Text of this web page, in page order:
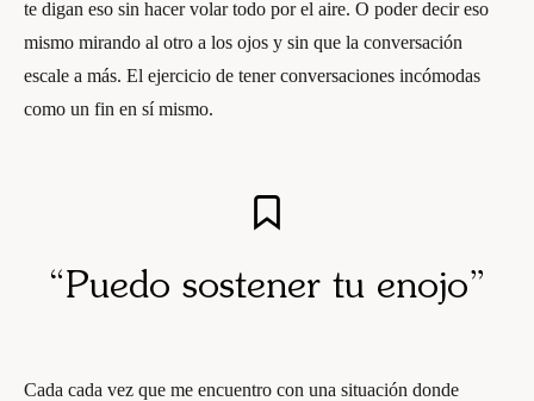
te digan eso sin hacer volar todo por el aire. O poder decir eso
mismo mirando al otro a los ojos y sin que la conversación
escale a más. El ejercicio de tener conversaciones incómodas
como un fin en sí mismo.
“Puedo sostener tu enojo”
Cada cada vez que me encuentro con una situación donde